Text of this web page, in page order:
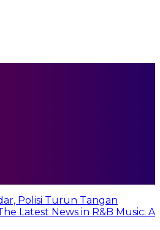
Polisi Turun Tangan
Latest News in R&B Music: A